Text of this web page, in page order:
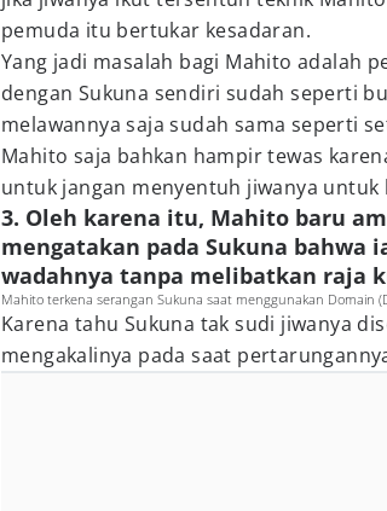
pemuda itu bertukar kesadaran.
Yang jadi masalah bagi Mahito adalah
dengan Sukuna sendiri sudah seperti
melawannya saja sudah sama seperti
Mahito saja bahkan hampir tewas
untuk jangan menyentuh jiwanya untuk
3. Oleh karena itu, Mahito baru
mengatakan pada Sukuna bahwa
wadahnya tanpa melibatkan raja
Mahito terkena serangan Sukuna saat menggunakan Domain
Karena tahu Sukuna tak sudi jiwanya
mengakalinya pada saat